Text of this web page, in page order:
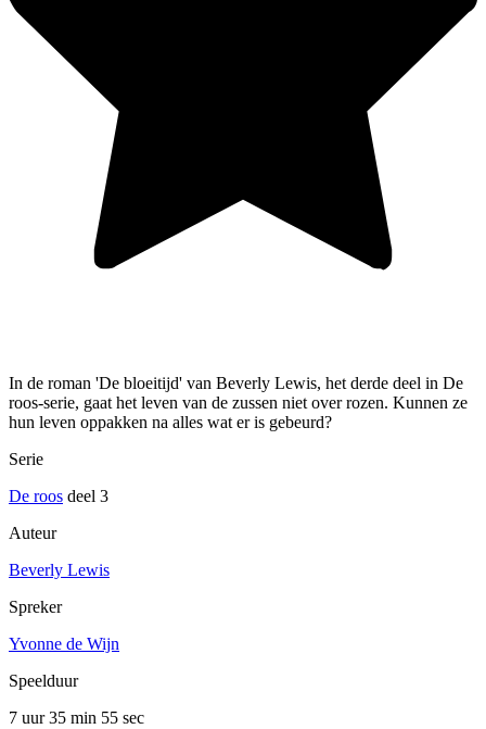
In de roman 'De bloeitijd' van Beverly Lewis, het derde deel in De
roos-serie, gaat het leven van de zussen niet over rozen. Kunnen ze
hun leven oppakken na alles wat er is gebeurd?
Serie
De roos deel 3
Auteur
Beverly Lewis
Spreker
Yvonne de Wijn
Speelduur
7 uur 35 min 55 sec